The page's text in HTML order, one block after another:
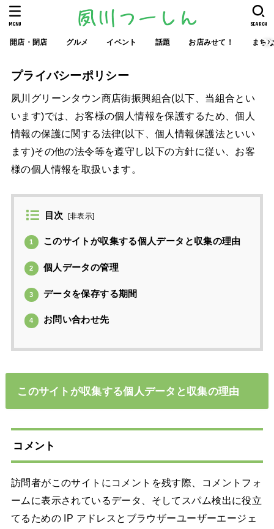
開店・閉店 グルメ イベント 話題 お店みせて！ まち
SEARCH
MENU
プライバシーポリシー
夙川グリーンタウン商店街振興組合(以下、当組合とい
います)では、お客様の個人情報を保護するため、個人
情報の保護に関する法律(以下、個人情報保護法といい
ます)その他の法令等を遵守し以下の方針に従い、お客
様の個人情報を取扱います。
目次 [非表示]
1 このサイトが収集する個人データと収集の理由
2 個人データの管理
3 データを保存する期間
4 お問い合わせ先
このサイトが収集する個人データと収集の理由
コメント
訪問者がこのサイトにコメントを残す際、コメントフォ
ームに表示されているデータ、そしてスパム検出に役立
てるための IP アドレスとブラウザーユーザーエージェ